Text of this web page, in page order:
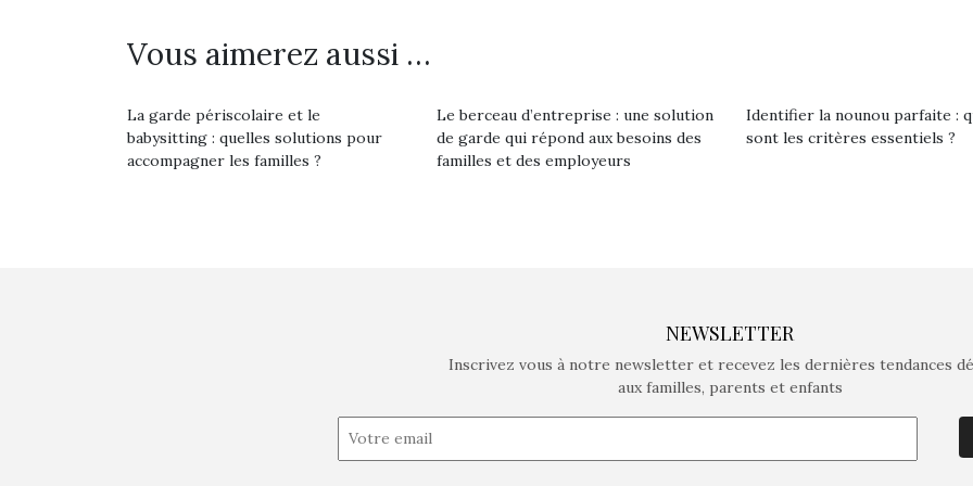
Vous aimerez aussi …
La garde périscolaire et le
babysitting : quelles solutions pour
accompagner les familles ?
Le berceau d’entreprise : une solution
de garde qui répond aux besoins des
familles et des employeurs
Identifier la nounou parfaite :
sont les critères essentiels ?
NEWSLETTER
Inscrivez vous à notre newsletter et recevez les dernières tendances
aux familles, parents et enfants